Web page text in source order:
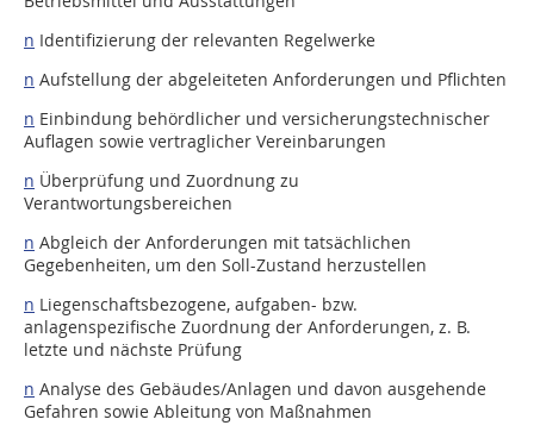
n Identifizierung der relevanten Regelwerke
n Aufstellung der abgeleiteten Anforderungen und Pflichten
n Einbindung behördlicher und versicherungstechnischer
Auflagen sowie vertraglicher Vereinbarungen
n Überprüfung und Zuordnung zu
Verantwortungsbereichen
n Abgleich der Anforderungen mit tatsächlichen
Gegebenheiten, um den Soll-Zustand herzustellen
n Liegenschaftsbezogene, aufgaben- bzw.
anlagenspezifische Zuordnung der Anforderungen, z. B.
letzte und nächste Prüfung
n Analyse des Gebäudes/Anlagen und davon ausgehende
Gefahren sowie Ableitung von Maßnahmen